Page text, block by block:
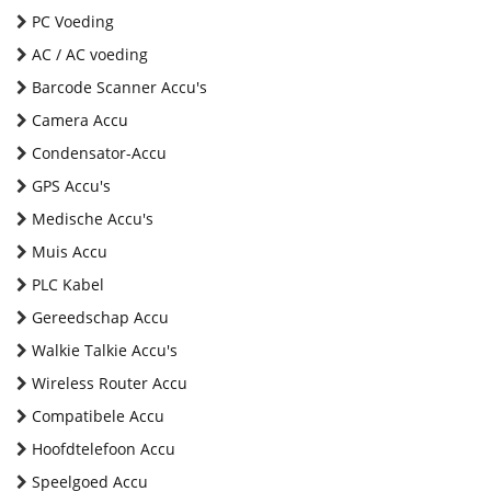
PC Voeding
AC / AC voeding
Barcode Scanner Accu's
Camera Accu
Condensator-Accu
GPS Accu's
Medische Accu's
Muis Accu
PLC Kabel
Gereedschap Accu
Walkie Talkie Accu's
Wireless Router Accu
Compatibele Accu
Hoofdtelefoon Accu
Speelgoed Accu